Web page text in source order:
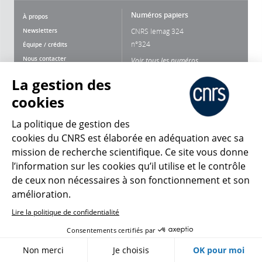
À propos
Newsletters
Équipe / crédits
Nous contacter
Plan du site
Données personnelles
Numéros papiers
CNRS lemag 324
n°324
Voir tous les numéros
Nous suivre Partager
CNRS Le Mag
La gestion des
cookies
La politique de gestion des
cookies du CNRS est élaborée en adéquation avec sa
mission de recherche scientifique. Ce site vous donne
l’information sur les cookies qu’il utilise et le contrôle
de ceux non nécessaires à son fonctionnement et son
amélioration.
Lire la politique de confidentialité
Consentements certifiés par
Non merci Je choisis OK pour moi